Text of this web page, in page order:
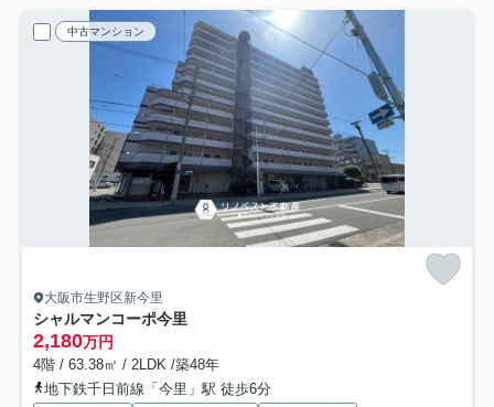
中古マンション
大阪市生野区新今里
シャルマンコーポ今里
2,180万円
4階 / 63.38㎡ / 2LDK /築48年
地下鉄千日前線「今里」駅 徒歩6分